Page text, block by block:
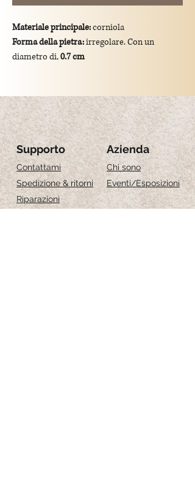
Materiale principale:corniola
Forma della pietra:irregolare. Con un
diametro di,0.7 cm
3.7 cm
Montatura: gancio e catena in argento
925/placcato oro.
Significato simbolico: La Corniola
simboleggia energia, creatività e
motivazione, ed è nota per favorire il
coraggio, la determinazione e il focus nelle
attività quotidiane.
Supporto
Contattami
Spedizione & ritorni
Riparazioni
Azienda
Chi sono
Eventi/Esposizioni